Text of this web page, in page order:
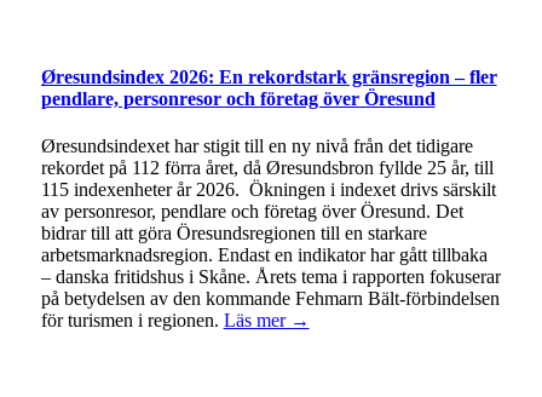
Øresundsindex 2026: En rekordstark gränsregion – fler
pendlare, personresor och företag över Öresund
Øresundsindexet har stigit till en ny nivå från det tidigare
rekordet på 112 förra året, då Øresundsbron fyllde 25 år, till
115 indexenheter år 2026. Ökningen i indexet drivs särskilt
av personresor, pendlare och företag över Öresund. Det
bidrar till att göra Öresundsregionen till en starkare
arbetsmarknadsregion. Endast en indikator har gått tillbaka
– danska fritidshus i Skåne. Årets tema i rapporten fokuserar
på betydelsen av den kommande Fehmarn Bält-förbindelsen
för turismen i regionen. Läs mer →